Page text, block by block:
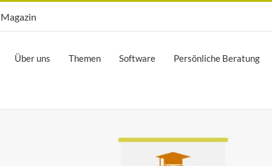
Opti.Mag
Magazin
Über uns Themen Software Persönliche Beratung